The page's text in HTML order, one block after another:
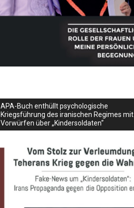
APA-Buch enthüllt psychologische
Kriegsführung des iranischen Regimes mit
Vorwürfen über „Kindersoldaten“